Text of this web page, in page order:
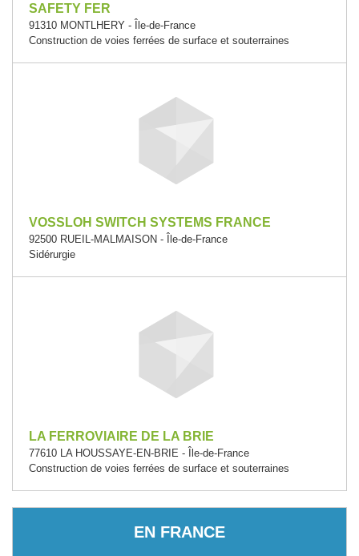
SAFETY FER
91310 MONTLHERY - Île-de-France
Construction de voies ferrées de surface et souterraines
VOSSLOH SWITCH SYSTEMS FRANCE
92500 RUEIL-MALMAISON - Île-de-France
Sidérurgie
LA FERROVIAIRE DE LA BRIE
77610 LA HOUSSAYE-EN-BRIE - Île-de-France
Construction de voies ferrées de surface et souterraines
EN FRANCE